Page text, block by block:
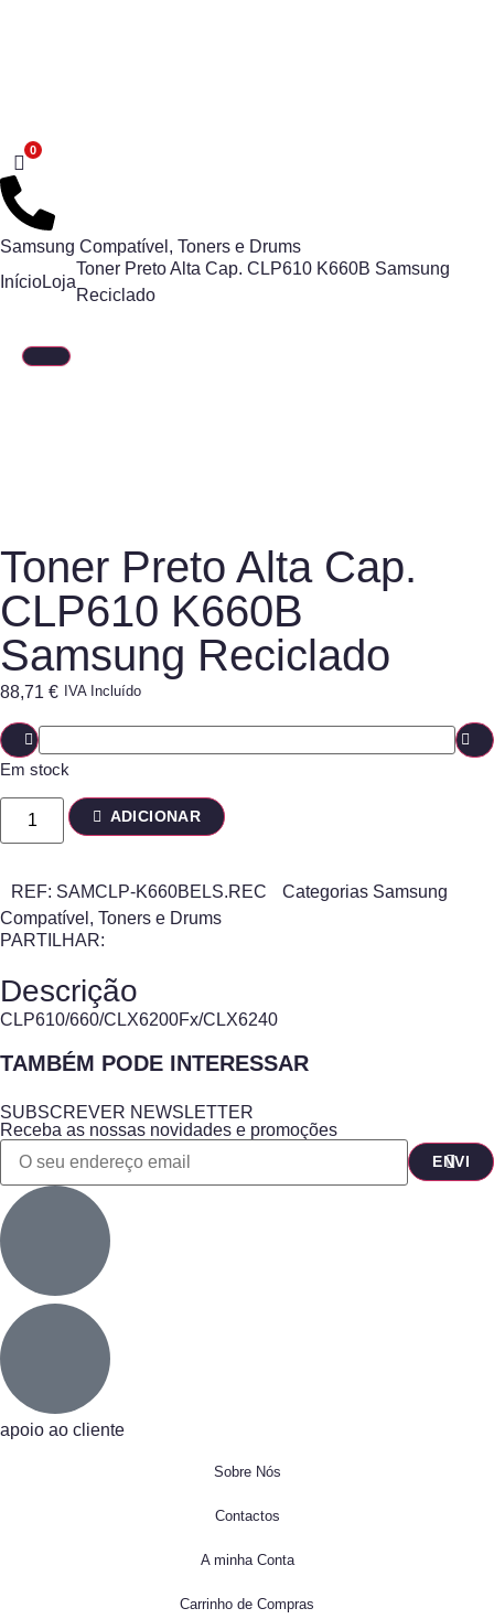
Samsung Compatível , Toners e Drums
InícioLoja
Toner Preto Alta Cap. CLP610 K660B Samsung
Reciclado
Toner Preto Alta Cap.
CLP610 K660B
Samsung Reciclado
88,71 € IVA Incluído
Em stock
ADICIONAR
REF: SAMCLP-K660BELS.REC Categorias Samsung
Compatível , Toners e Drums
PARTILHAR:
Descrição
CLP610/660/CLX6200Fx/CLX6240
TAMBÉM PODE INTERESSAR
SUBSCREVER NEWSLETTER
Receba as nossas novidades e promoções
apoio ao cliente
Sobre Nós
Contactos
A minha Conta
Carrinho de Compras